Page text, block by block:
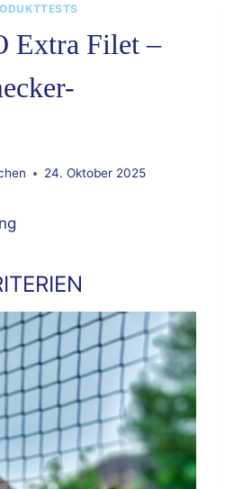
Extra Filet –
24. Oktober 2025